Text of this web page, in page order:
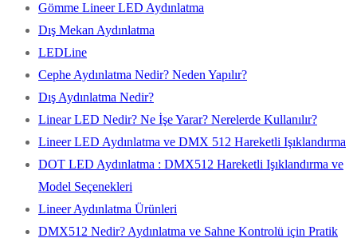
Gömme Lineer LED Aydınlatma
Dış Mekan Aydınlatma
LEDLine
Cephe Aydınlatma Nedir? Neden Yapılır?
Dış Aydınlatma Nedir?
Linear LED Nedir? Ne İşe Yarar? Nerelerde Kullanılır?
Lineer LED Aydınlatma ve DMX 512 Hareketli Işıklandırma
DOT LED Aydınlatma : DMX512 Hareketli Işıklandırma ve
Model Seçenekleri
Lineer Aydınlatma Ürünleri
DMX512 Nedir? Aydınlatma ve Sahne Kontrolü için Pratik